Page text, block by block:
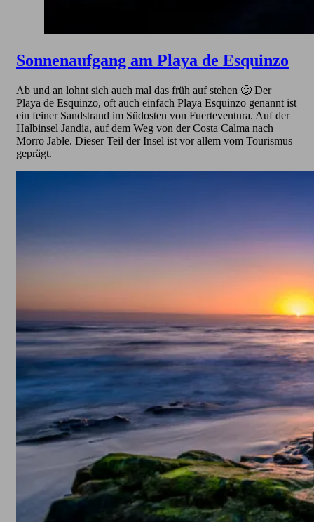
Sonnenaufgang am Playa de Esquinzo
Ab und an lohnt sich auch mal das früh auf stehen 🙂 Der
Playa de Esquinzo, oft auch einfach Playa Esquinzo genannt ist
ein feiner Sandstrand im Südosten von Fuerteventura. Auf der
Halbinsel Jandia, auf dem Weg von der Costa Calma nach
Morro Jable. Dieser Teil der Insel ist vor allem vom Tourismus
geprägt.